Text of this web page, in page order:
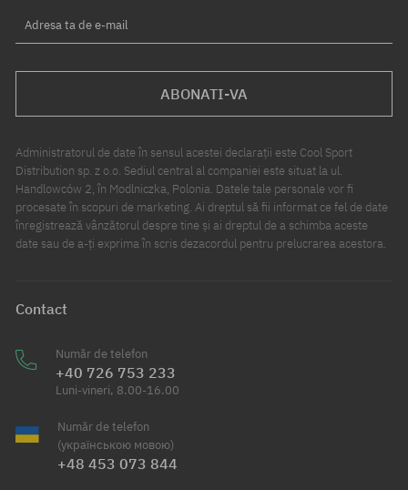
Adresa ta de e-mail
ABONATI-VA
Administratorul de date în sensul acestei declarații este Cool Sport
Distribution sp. z o.o. Sediul central al companiei este situat la ul.
Handlowców 2, în Modlniczka, Polonia. Datele tale personale vor fi
procesate în scopuri de marketing. Ai dreptul să fii informat ce fel de date
înregistrează vânzătorul despre tine și ai dreptul de a schimba aceste
date sau de a-ți exprima în scris dezacordul pentru prelucrarea acestora.
Contact
Număr de telefon
+40 726 753 233
Luni-vineri, 8.00-16.00
Număr de telefon
(українською мовою)
+48 453 073 844